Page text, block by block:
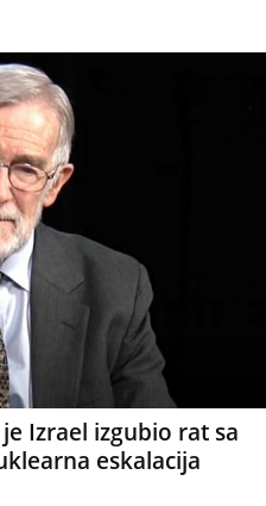
Izrael izgubio rat sa
eskalacija